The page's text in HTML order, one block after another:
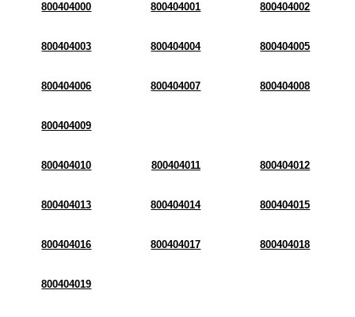
800404000 800404001 800404002
800404003 800404004 800404005
800404006 800404007 800404008
800404009
800404010 800404011 800404012
800404013 800404014 800404015
800404016 800404017 800404018
800404019